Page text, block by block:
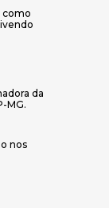
como
da
MG.
nos